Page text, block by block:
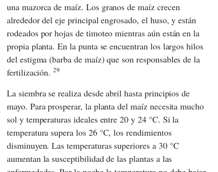
una mazorca de maíz. Los granos de maíz crecen
alrededor del eje principal engrosado, el huso, y están
rodeados por hojas de timoteo mientras aún están en la
propia planta. En la punta se encuentran los largos hilos
del estigma (barba de maíz) que son responsables de la
fertilización.29
La siembra se realiza desde abril hasta principios de
mayo. Para prosperar, la planta del maíz necesita mucho
sol y temperaturas ideales entre 20 y 24 °C. Si la
temperatura supera los 26 °C, los rendimientos
disminuyen. Las temperaturas superiores a 30 °C
aumentan la susceptibilidad de las plantas a las